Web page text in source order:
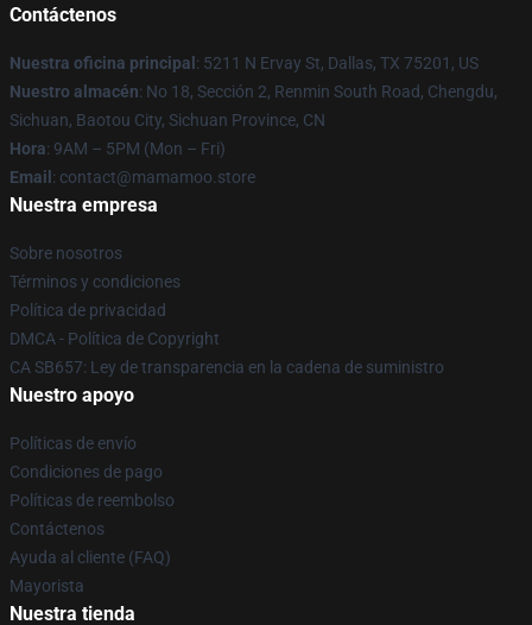
Contáctenos
Nuestra oficina principal : 5211 N Ervay St, Dallas, TX 75201, US
Nuestro almacén: No 18, Sección 2, Renmin South Road, Chengdu,
Sichuan, Baotou City, Sichuan Province, CN
Hora: 9AM – 5PM (Mon – Fri)
Email : contact@mamamoo.store
Nuestra empresa
Sobre nosotros
Términos y condiciones
Política de privacidad
DMCA - Política de Copyright
CA SB657: Ley de transparencia en la cadena de suministro
Nuestro apoyo
Políticas de envío
Condiciones de pago
Políticas de reembolso
Contáctenos
Ayuda al cliente (FAQ)
Mayorista
Nuestra tienda